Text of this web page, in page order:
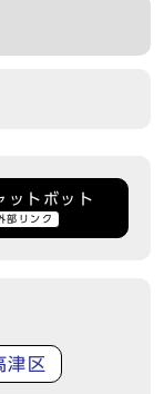
ットボット
部リンク
津区